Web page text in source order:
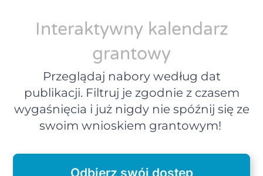
Interaktywny kalendarz
grantowy
Przeglądaj nabory według dat
publikacji. Filtruj je zgodnie z czasem
wygaśnięcia i już nigdy nie spóźnij się ze
swoim wnioskiem grantowym!
Odbierz swój dostęp